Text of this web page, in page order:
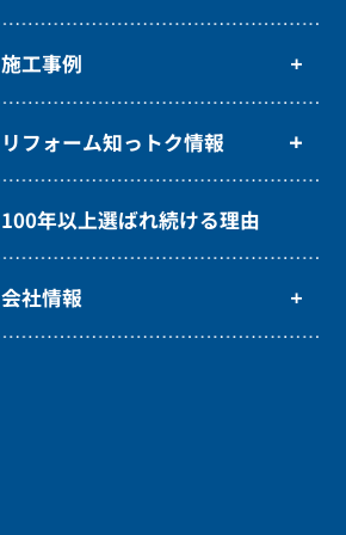
施工事例
リフォーム知っトク情報
100年以上選ばれ続ける理由
会社情報